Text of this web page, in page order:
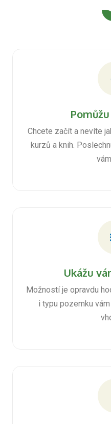
Chcete začít a nevíte
kurzů a knih.
Ukážu
Možností je opravdu
i typu pozemku